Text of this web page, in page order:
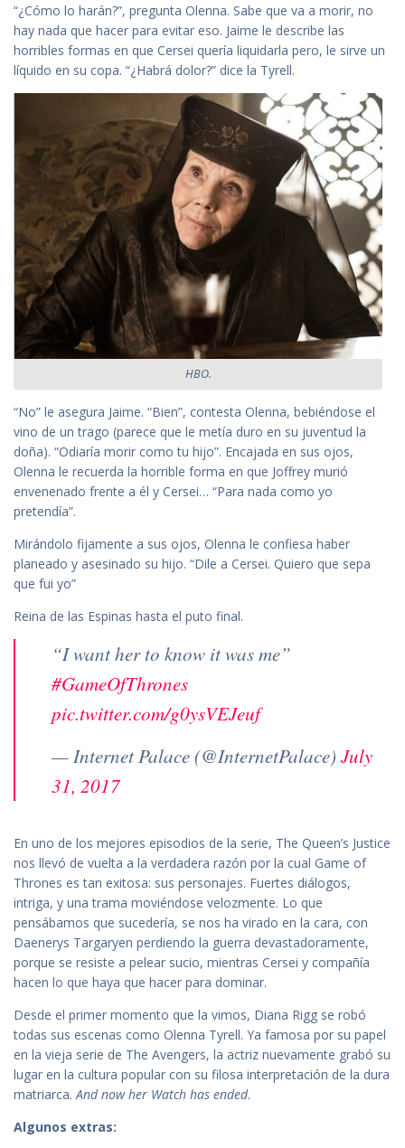
“¿Cómo lo harán?”, pregunta Olenna. Sabe que va a morir, no
hay nada que hacer para evitar eso. Jaime le describe las
horribles formas en que Cersei quería liquidarla pero, le sirve un
líquido en su copa. “¿Habrá dolor?” dice la Tyrell.
HBO.
“No” le asegura Jaime. “Bien”, contesta Olenna, bebiéndose el
vino de un trago (parece que le metía duro en su juventud la
doña). “Odiaría morir como tu hijo”. Encajada en sus ojos,
Olenna le recuerda la horrible forma en que Joffrey murió
envenenado frente a él y Cersei… “Para nada como yo
pretendía”.
Mirándolo fijamente a sus ojos, Olenna le confiesa haber
planeado y asesinado su hijo. “Dile a Cersei. Quiero que sepa
que fui yo”
Reina de las Espinas hasta el puto final.
“I want her to know it was me”
#GameOfThrones
pic.twitter.com/g0ysVEJeuf
— Internet Palace (@InternetPalace) July
31, 2017
En uno de los mejores episodios de la serie, The Queen’s Justice
nos llevó de vuelta a la verdadera razón por la cual Game of
Thrones es tan exitosa: sus personajes. Fuertes diálogos,
intriga, y una trama moviéndose velozmente. Lo que
pensábamos que sucedería, se nos ha virado en la cara, con
Daenerys Targaryen perdiendo la guerra devastadoramente,
porque se resiste a pelear sucio, mientras Cersei y compañía
hacen lo que haya que hacer para dominar.
Desde el primer momento que la vimos, Diana Rigg se robó
todas sus escenas como Olenna Tyrell. Ya famosa por su papel
en la vieja serie de The Avengers, la actriz nuevamente grabó su
lugar en la cultura popular con su filosa interpretación de la dura
matriarca. And now her Watch has ended.
Algunos extras: